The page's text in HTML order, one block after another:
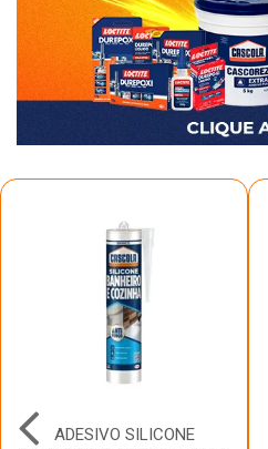
ADESIVO SILICONE